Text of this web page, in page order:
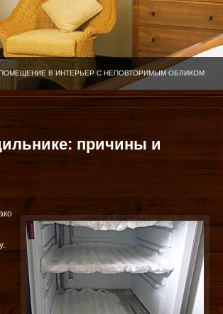
В ИНТЕРЬЕР С НЕПОВТОРИМЫМ ОБЛИКОМ
причины и